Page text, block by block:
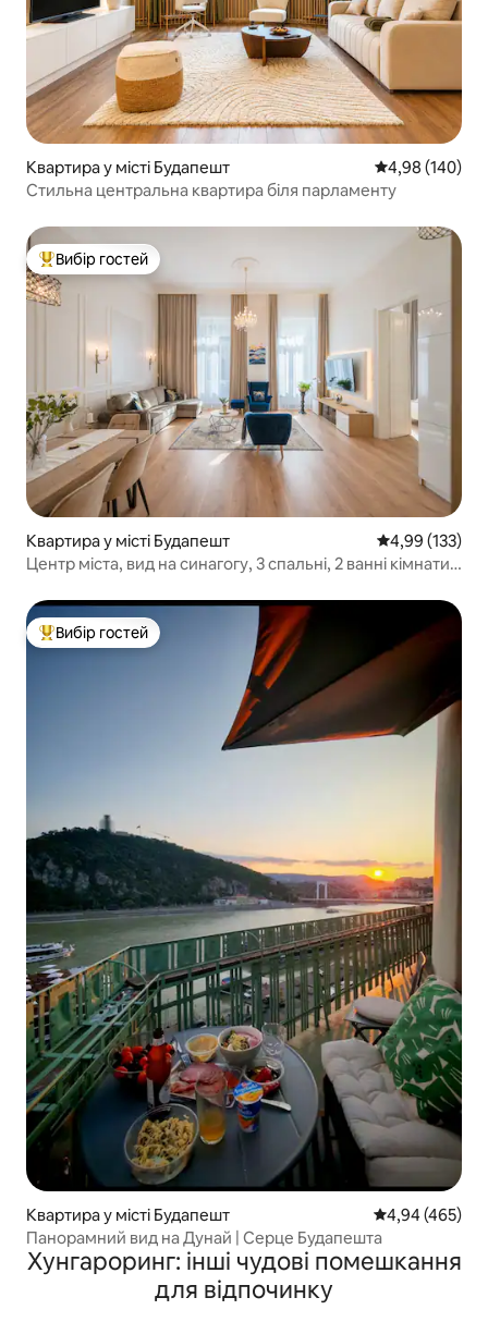
Квартира у місті Будапешт Середня
4,98 (140)
Стильна центральна квартира біля парламенту
Топ вибір гостей
Вибір гостей
Квартира у місті Будапешт Середня
4,99 (133)
Центр міста, вид на синагогу, 3 спальні, 2 ванні кімнати,
Топ вибір гостей
Вибір гостей
Квартира у місті Будапешт Середня
4,94 (465)
Панорамний вид на Дунай | Серце Будапешта
Хунгароринг: інші чудові помешкання
для відпочинку